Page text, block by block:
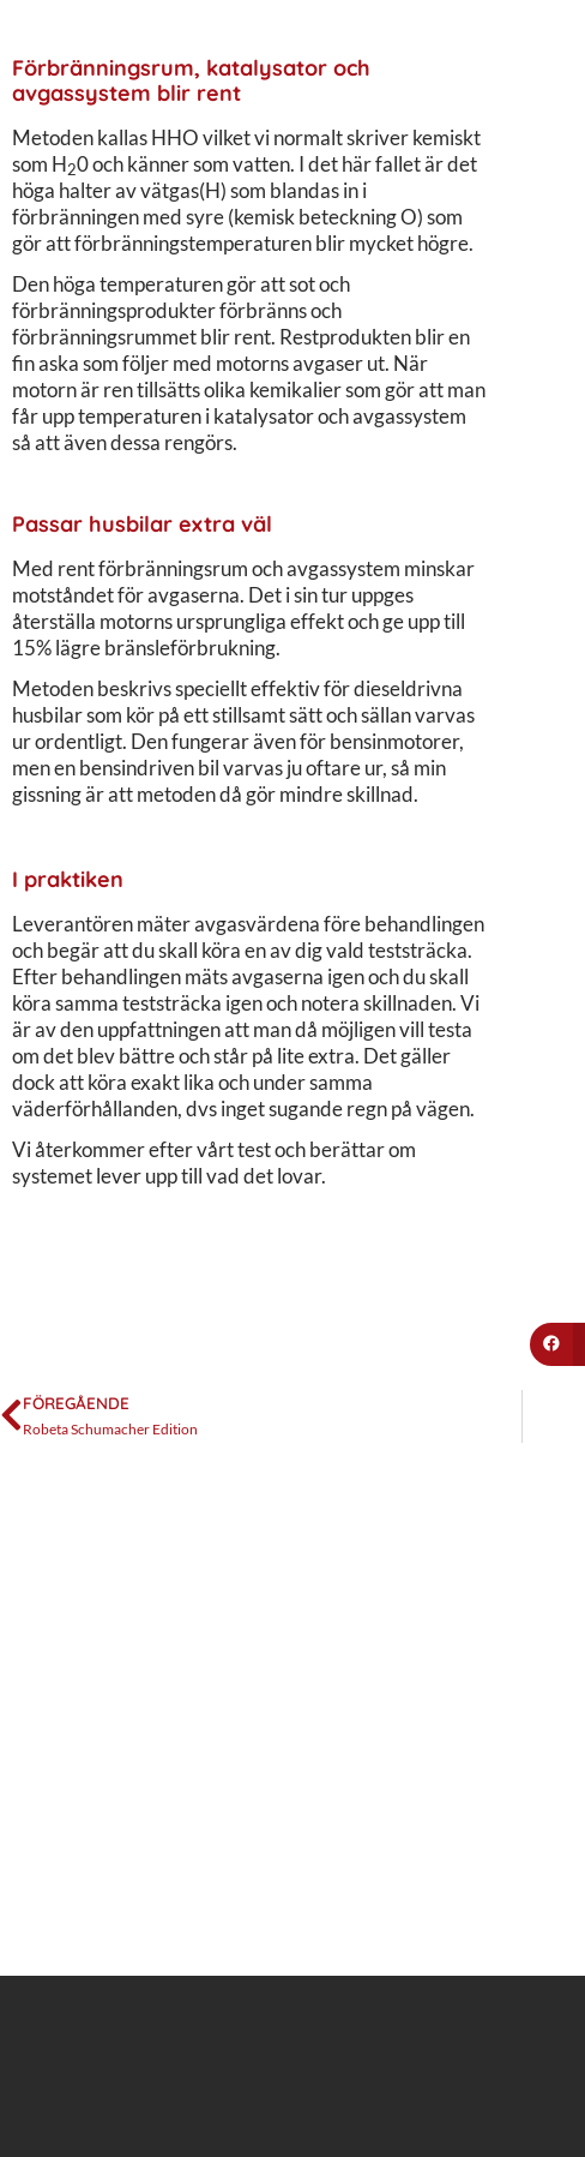
Förbränningsrum, katalysator och
avgassystem blir rent
Metoden kallas HHO vilket vi normalt skriver kemiskt
som H20 och känner som vatten. I det här fallet är det
höga halter av vätgas(H) som blandas in i
förbränningen med syre (kemisk beteckning O) som
gör att förbränningstemperaturen blir mycket högre.
Den höga temperaturen gör att sot och
förbränningsprodukter förbränns och
förbränningsrummet blir rent. Restprodukten blir en
fin aska som följer med motorns avgaser ut. När
motorn är ren tillsätts olika kemikalier som gör att man
får upp temperaturen i katalysator och avgassystem
så att även dessa rengörs.
Passar husbilar extra väl
Med rent förbränningsrum och avgassystem minskar
motståndet för avgaserna. Det i sin tur uppges
återställa motorns ursprungliga effekt och ge upp till
15% lägre bränsleförbrukning.
Metoden beskrivs speciellt effektiv för dieseldrivna
husbilar som kör på ett stillsamt sätt och sällan varvas
ur ordentligt. Den fungerar även för bensinmotorer,
men en bensindriven bil varvas ju oftare ur, så min
gissning är att metoden då gör mindre skillnad.
I praktiken
Leverantören mäter avgasvärdena före behandlingen
och begär att du skall köra en av dig vald teststräcka.
Efter behandlingen mäts avgaserna igen och du skall
köra samma teststräcka igen och notera skillnaden. Vi
är av den uppfattningen att man då möjligen vill testa
om det blev bättre och står på lite extra. Det gäller
dock att köra exakt lika och under samma
väderförhållanden, dvs inget sugande regn på vägen.
Vi återkommer efter vårt test och berättar om
systemet lever upp till vad det lovar.
FÖREGÅENDE
Robeta Schumacher Edition